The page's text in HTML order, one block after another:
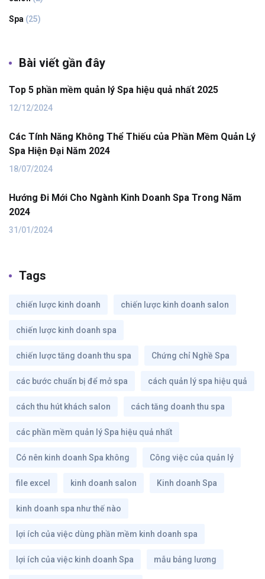
Spa (25)
Bài viết gần đây
Top 5 phần mềm quản lý Spa hiệu quả nhất 2025
12/12/2024
Các Tính Năng Không Thể Thiếu của Phần Mềm Quản Lý
Spa Hiện Đại Năm 2024
18/07/2024
Hướng Đi Mới Cho Ngành Kinh Doanh Spa Trong Năm
2024
31/01/2024
Tags
chiến lược kinh doanh chiến lược kinh doanh salon
chiến lược kinh doanh spa
chiến lược tăng doanh thu spa Chứng chỉ Nghề Spa
các bước chuẩn bị để mở spa cách quản lý spa hiệu quả
cách thu hút khách salon cách tăng doanh thu spa
các phần mềm quản lý Spa hiệu quả nhất
Có nên kinh doanh Spa không Công việc của quản lý
file excel kinh doanh salon Kinh doanh Spa
kinh doanh spa như thế nào
lợi ích của việc dùng phần mềm kinh doanh spa
lợi ích của việc kinh doanh Spa mẫu bảng lương